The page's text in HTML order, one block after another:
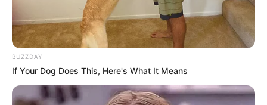
ez sem tudja teljesen megszüntetni a panaszokat.
BUZZDAY
If Your Dog Does This, Here's What It Means